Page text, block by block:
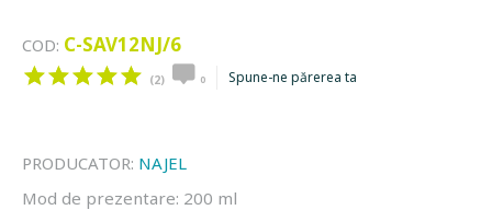
COD: C-SAV12NJ/6
(2) 0 Spune-ne părerea ta
PRODUCATOR: NAJEL
Mod de prezentare: 200 ml